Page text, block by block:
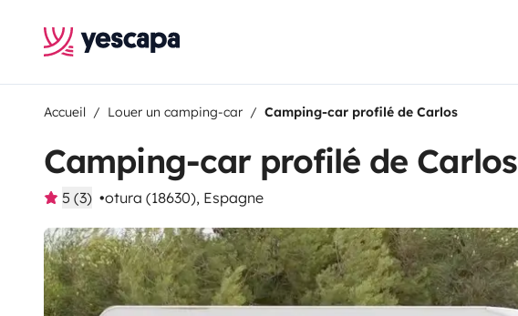
Accueil Louer un camping-car Camping-car profilé de Carlos
Camping-car profilé de Carlos
5 (3) otura (18630), Espagne